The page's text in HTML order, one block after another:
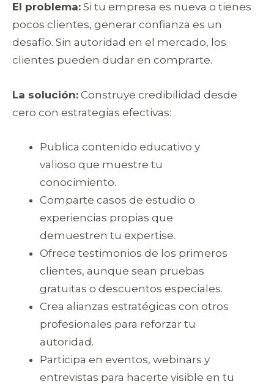
El problema: Si tu empresa es nueva o tienes
pocos clientes, generar confianza es un
desafío. Sin autoridad en el mercado, los
clientes pueden dudar en comprarte.
La solución: Construye credibilidad desde
cero con estrategias efectivas:
Publica contenido educativo y
valioso que muestre tu
conocimiento.
Comparte casos de estudio o
experiencias propias que
demuestren tu expertise.
Ofrece testimonios de los primeros
clientes, aunque sean pruebas
gratuitas o descuentos especiales.
Crea alianzas estratégicas con otros
profesionales para reforzar tu
autoridad.
Participa en eventos, webinars y
entrevistas para hacerte visible en tu